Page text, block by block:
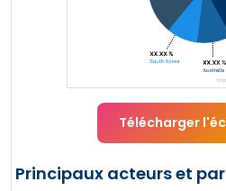
Télécharger
Principaux acteurs et